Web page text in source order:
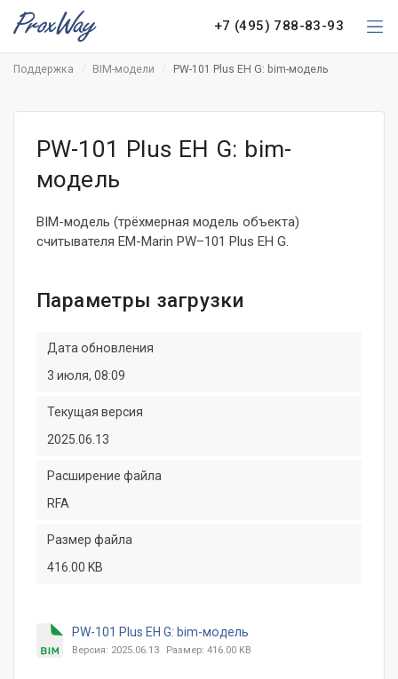
+7 (495) 788-83-93
Поддержка BIM-модели PW-101 Plus EH G: bim-модель
PW-101 Plus EH G: bim-
модель
BIM-модель (трёхмерная модель объекта)
считывателя EM-Marin PW–101 Plus EH G.
Параметры загрузки
Дата обновления
3 июля, 08:09
Текущая версия
2025.06.13
Расширение файла
RFA
Размер файла
416.00 KB
PW-101 Plus EH G: bim-модель
Версия: 2025.06.13 Размер: 416.00 KB